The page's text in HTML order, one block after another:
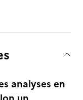
analyses en